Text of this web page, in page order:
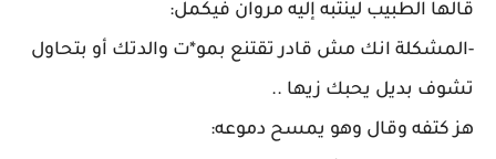
قالها الطبيب لينتبه إليه مروان فيكمل:
-المشكلة انك مش قادر تقتنع بمو*ت والدتك أو بتحاول
تشوف بديل يحبك زيها ..
هز كتفه وقال وهو يمسح دموعه: